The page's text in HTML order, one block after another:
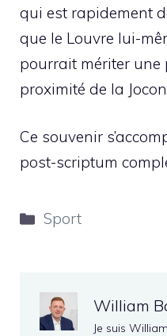
qui est rapidement
que le Louvre lui-
pourrait mériter une
proximité de la
Ce souvenir
post-scriptum
Catégories
Sport
William
Je suis